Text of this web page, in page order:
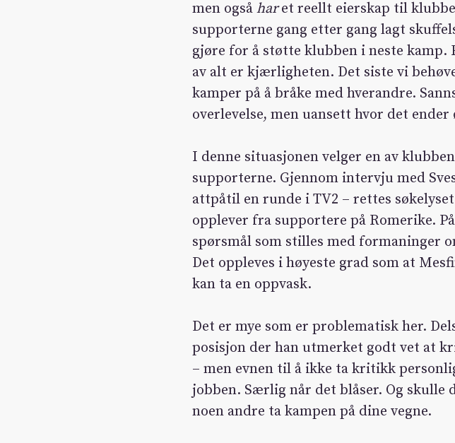
men også haret reellt eierskap til
supporterne gang etter gang lagt
gjøre for å støtte klubben i neste kamp.
av alt er kjærligheten. Det siste vi
kamper på å bråke med hverandre.
overlevelse, men uansett hvor det
I denne situasjonen velger en av
supporterne. Gjennom intervju med
attpåtil en runde i TV2 – rettes
opplever fra supportere på Romerike.
spørsmål som stilles med formaninger
Det oppleves i høyeste grad som at
kan ta en oppvask.
Det er mye som er problematisk her.
posisjon der han utmerket godt vet at
– men evnen til å ikke ta kritikk
jobben. Særlig når det blåser. Og
noen andre ta kampen på dine vegne.